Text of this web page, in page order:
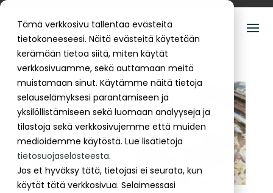
Tämä verkkosivu tallentaa evästeitä
tietokoneeseesi. Näitä evästeitä käytetään
kerämään tietoa siitä, miten käytät
verkkosivuamme, sekä auttamaan meitä
muistamaan sinut. Käytämme näitä tietoja
selauselämyksesi parantamiseen ja
yksilöllistämiseen sekä luomaan analyyseja ja
tilastoja sekä verkkosivujemme että muiden
medioidemme käytöstä. Lue lisätietoja
tietosuojaselosteesta.
Jos et hyväksy tätä, tietojasi ei seurata, kun
käytät tätä verkkosivua. Selaimessasi